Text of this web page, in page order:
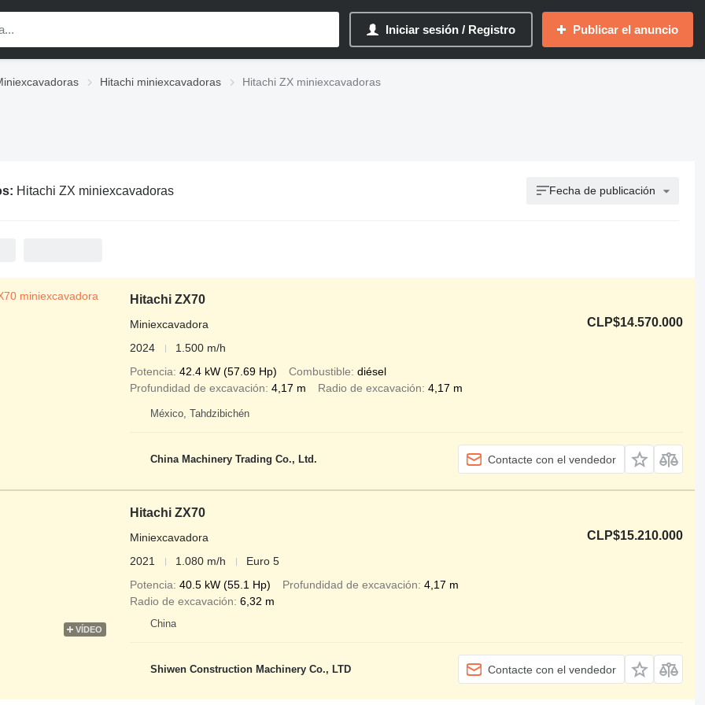
Iniciar sesión / Registro Publicar el anuncio
Hitachi miniexcavadoras Hitachi ZX miniexcavadoras
Hitachi ZX miniexcavadoras Fecha de publicación
Hitachi ZX70
CLP$14.570.000
Miniexcavadora
2024
1.500 m/h
Potencia 42.4 kW (57.69 Hp) Combustible diésel
Profundidad de excavación 4,17 m Radio de excavación 4,17 m
México, Tahdzibichén
China Machinery Trading Co., Ltd. Contacte con el vendedor
VÍDEO
Hitachi ZX70
CLP$15.210.000
Miniexcavadora
2021
1.080 m/h
Euro 5
Potencia 40.5 kW (55.1 Hp) Profundidad de excavación 4,17 m
Radio de excavación 6,32 m
China
Shiwen Construction Machinery Co., LTD Contacte con el vendedor